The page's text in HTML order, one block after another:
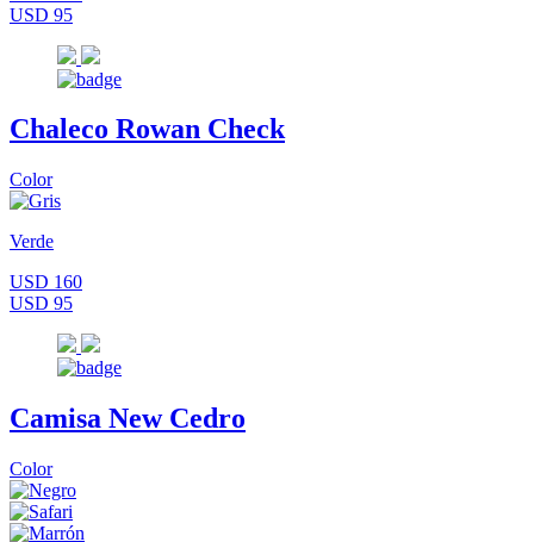
USD 95
Chaleco Rowan Check
Color
Verde
USD 160
USD 95
Camisa New Cedro
Color